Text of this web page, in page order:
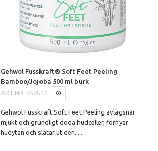
Gehwol Fusskraft® Soft Feet Peeling
Bamboo/Jojoba 500 ml burk
ART.NR. 550512
Gehwol Fusskraft Soft Feet Peeling avlägsnar
mjukt och grundligt döda hudceller, förnyar
hudytan och slätar ut den.